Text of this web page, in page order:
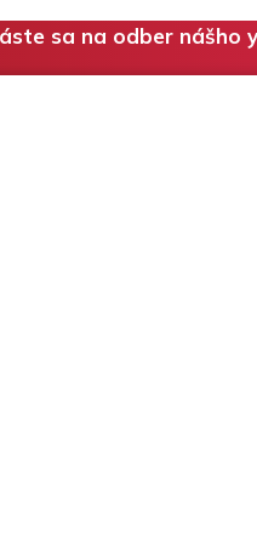
sa na odber nášho